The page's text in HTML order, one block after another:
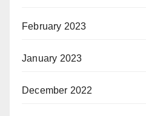
February 2023
January 2023
December 2022